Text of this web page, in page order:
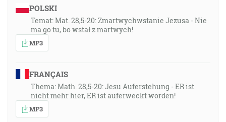
POLSKI
Temat: Mat. 28,5-20: Zmartwychwstanie Jezusa - Nie
ma go tu, bo wstał z martwych!
MP3
FRANÇAIS
Thema: Math. 28,5-20: Jesu Auferstehung - ER ist
nicht mehr hier, ER ist auferweckt worden!
MP3